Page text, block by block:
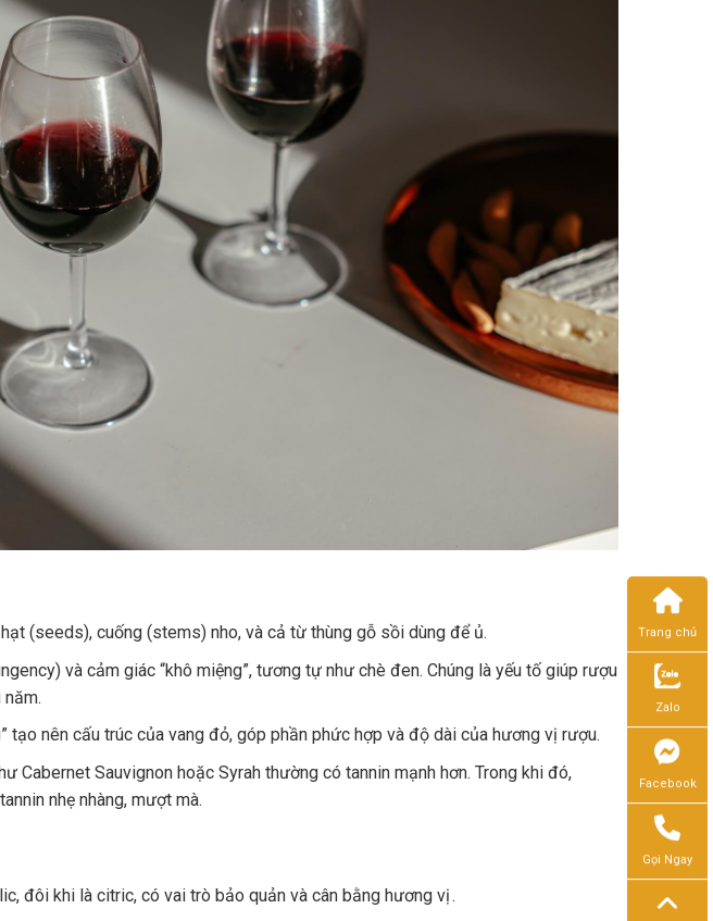
(seeds), cuống (stems) nho, và cả từ thùng gỗ sồi dùng để ủ.
và cảm giác “khô miệng”, tương tự như chè đen. Chúng là yếu tố giúp rượu
tạo nên cấu trúc của vang đỏ, góp phần phức hợp và độ dài của hương vị rượu.
Cabernet Sauvignon hoặc Syrah thường có tannin mạnh hơn. Trong khi đó,
nhẹ nhàng, mượt mà.
đôi khi là citric, có vai trò bảo quản và cân bằng hương vị .
Trang chủ
Zalo
Facebook
Gọi Ngay